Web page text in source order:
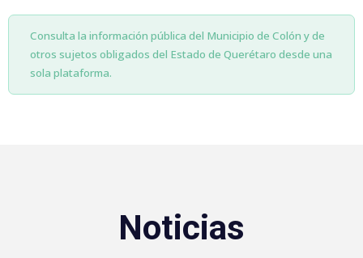
Consulta la información pública del Municipio de Colón y de
otros sujetos obligados del Estado de Querétaro desde una
sola plataforma.
Noticias